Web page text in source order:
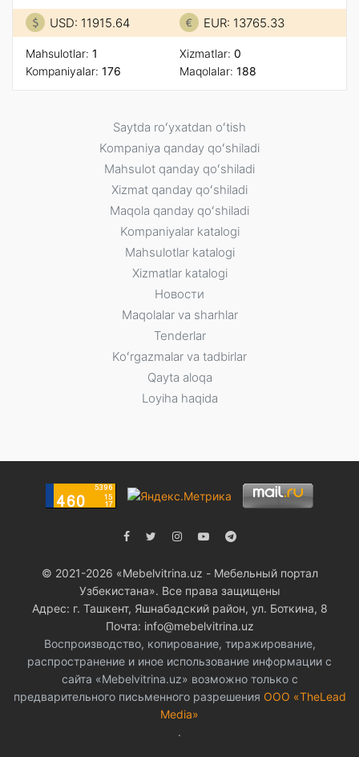
USD: 11915.64 EUR: 13765.33
Mahsulotlar: 1
Kompaniyalar: 176
Xizmatlar: 0
Maqolalar: 188
Saytda roʻyxatdan oʻtish
Kompaniya qanday qoʻshiladi
Mahsulot qanday qoʻshiladi
Xizmat qanday qoʻshiladi
Maqola qanday qoʻshiladi
Kompaniyalar katalogi
Mahsulotlar katalogi
Xizmatlar katalogi
Новости
Maqolalar va sharhlar
Tenderlar
Koʻrgazmalar va tadbirlar
Qayta aloqa
Loyiha haqida
© 2021-2026 «Мebelvitrina.uz - Мебельный портал
Узбекистана». Все права защищены
Адрес: г. Ташкент, Яшнабадский район, ул. Боткина, 8
Почта: info@mebelvitrina.uz
Воспроизводство, копирование, тиражирование,
распространение и иное использование информации с
сайта «Mebelvitrina.uz» возможно только с
предварительного письменного разрешения ООО «TheLead
Media»
.